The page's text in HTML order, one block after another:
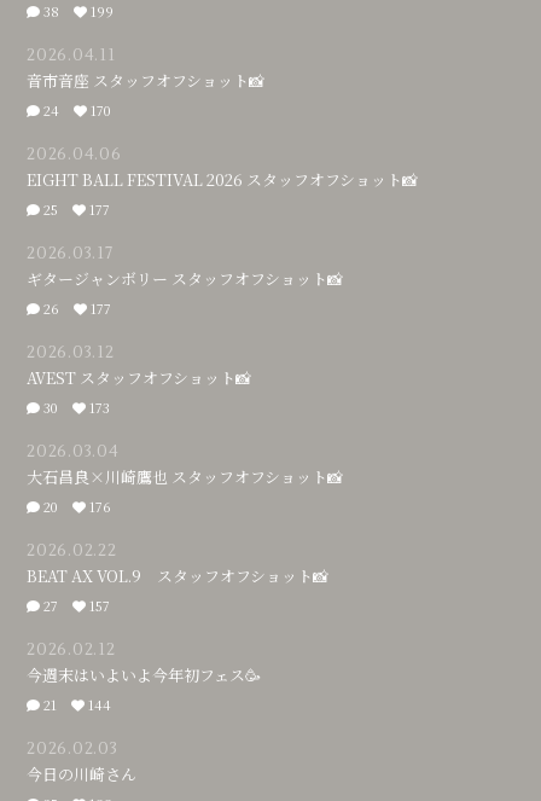
38 199
2026.04.11
音市音座 スタッフオフショット📸
24 170
2026.04.06
EIGHT BALL FESTIVAL 2026 スタッフオフショット📸
25 177
2026.03.17
ギタージャンボリー スタッフオフショット📸
26 177
2026.03.12
AVEST スタッフオフショット📸
30 173
2026.03.04
大石昌良×川崎鷹也 スタッフオフショット📸
20 176
2026.02.22
BEAT AX VOL.9 スタッフオフショット📸
27 157
2026.02.12
今週末はいよいよ今年初フェス🥳
21 144
2026.02.03
今日の川崎さん